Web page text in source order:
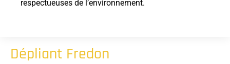
respectueuses de l’environnement.
Dépliant Fredon